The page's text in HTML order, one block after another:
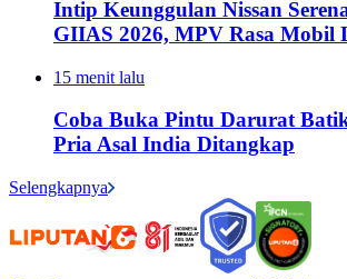
Intip Keunggulan Nissan
GIIAS 2026, MPV Rasa Mobil
15 menit lalu
Coba Buka Pintu Darurat
Pria Asal India Ditangkap
Selengkapnya